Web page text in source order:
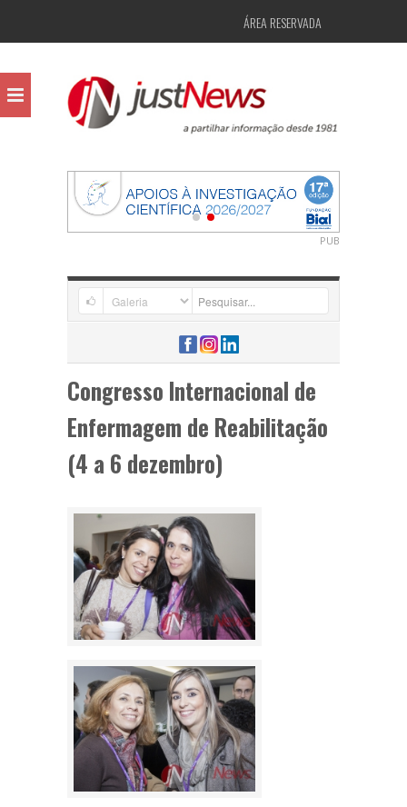
ÁREA RESERVADA
PUB
Congresso Internacional de
Enfermagem de Reabilitação
(4 a 6 dezembro)